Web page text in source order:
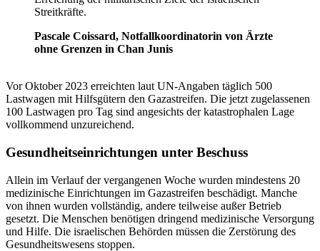
Streitkräfte.
Pascale Coissard, Notfallkoordinatorin von Ärzte
ohne Grenzen in Chan Junis
Vor Oktober 2023 erreichten laut UN-Angaben täglich 500
Lastwagen mit Hilfsgütern den Gazastreifen. Die jetzt zugelassenen
100 Lastwagen pro Tag sind angesichts der katastrophalen Lage
vollkommend unzureichend.
Gesundheitseinrichtungen unter Beschuss
Allein im Verlauf der vergangenen Woche wurden mindestens 20
medizinische Einrichtungen im Gazastreifen beschädigt. Manche
von ihnen wurden vollständig, andere teilweise außer Betrieb
gesetzt. Die Menschen benötigen dringend medizinische Versorgung
und Hilfe. Die israelischen Behörden müssen die Zerstörung des
Gesundheitswesens stoppen.